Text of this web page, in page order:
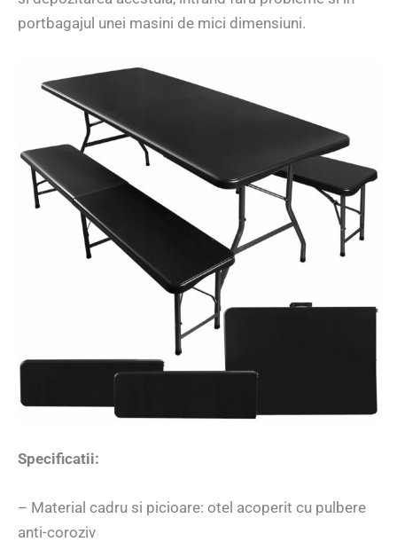
portbagajul unei masini de mici dimensiuni.
Specificatii:
– Material cadru si picioare: otel acoperit cu pulbere
anti-coroziv